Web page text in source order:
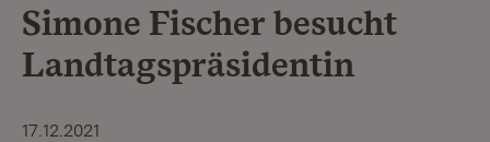
Simone Fischer besucht
Landtagspräsidentin
17.12.2021